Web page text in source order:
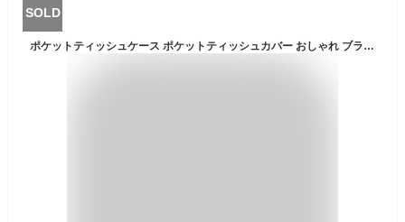
SOLD
ポケットティッシュケース ポケットティッシュカバー おしゃれ ブランド CROSS ROADS クロスロード【】栃木レザー社製ヴォーノオイルレザー ティッシュケース 本革 牛革 限定カラー シュリンクレザー 日本製 国産